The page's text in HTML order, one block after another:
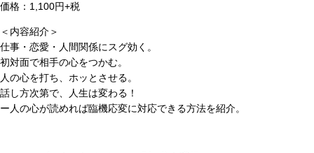
価格：1,100円+税
＜内容紹介＞
仕事・恋愛・人間関係にスグ効く。
初対面で相手の心をつかむ。
人の心を打ち、ホッとさせる。
話し方次第で、人生は変わる！
ー人の心が読めれば臨機応変に対応できる方法を紹介。